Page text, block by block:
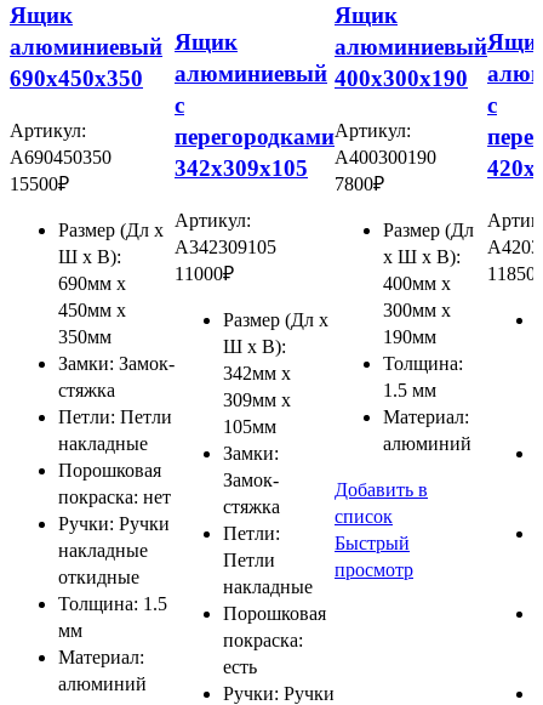
Ящик
алюминиевый
690х450х350
Артикул:
А690450350
15500₽
Размер (Дл x
Ш x В):
690мм x
450мм x
350мм
Замки: Замок-
стяжка
Петли: Петли
накладные
Порошковая
покраска: нет
Ручки: Ручки
накладные
откидные
Толщина: 1.5
мм
Материал:
алюминий
Ящик
алюминиевый
с
перегородками
342х309х105
Артикул:
А342309105
11000₽
Размер (Дл x
Ш x В):
342мм x
309мм x
105мм
Замки:
Замок-
стяжка
Петли:
Петли
накладные
Порошковая
покраска:
есть
Ручки: Ручки
Ящик
алюминиевый
400х300х190
Артикул:
А400300190
7800₽
Размер (Дл
x Ш x В):
400мм x
300мм x
190мм
Толщина:
1.5 мм
Материал:
алюминий
Добавить в
список
Быстрый
просмотр
с
11850